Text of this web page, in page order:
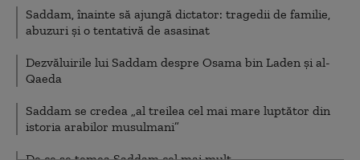
Saddam, înainte să ajungă dictator: tragedii de familie,
abuzuri și o tentativă de asasinat
Dezvăluirile lui Saddam despre Osama bin Laden și al-
Qaeda
Saddam se credea „al treilea cel mai mare luptător din
istoria arabilor musulmani”